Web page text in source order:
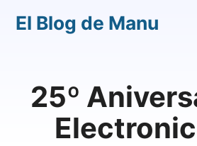
El Blog de Manu
25º